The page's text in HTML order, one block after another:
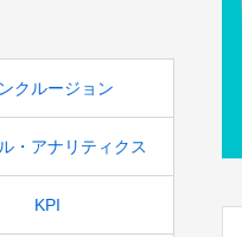
クルージョン
・アナリティクス
KPI